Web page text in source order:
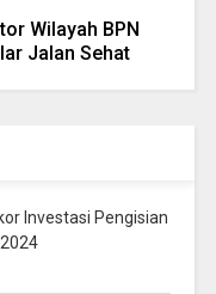
Wilayah BPN
Jalan Sehat
Investasi Pengisian